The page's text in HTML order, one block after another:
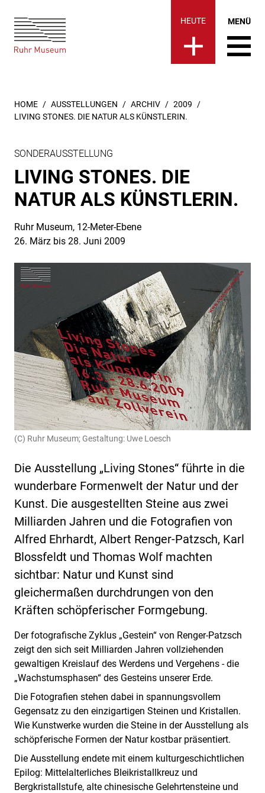
HEUTE MENÜ
SIE SIND HIER:
HOME AUSSTELLUNGEN ARCHIV
2009
LIVING STONES. DIE NATUR ALS KÜNSTLERIN.
SONDERAUSSTELLUNG
LIVING STONES. DIE
NATUR ALS KÜNSTLERIN.
Ruhr Museum, 12-Meter-Ebene
26. März bis 28. Juni 2009
(C) Ruhr Museum; Gestaltung: Uwe Loesch
Die Ausstellung „Living Stones“ führte in die
wunderbare Formenwelt der Natur und der
Kunst. Die ausgestellten Steine aus zwei
Milliarden Jahren und die Fotografien von
Alfred Ehrhardt, Albert Renger-Patzsch, Karl
Blossfeldt und Thomas Wolf machten
sichtbar: Natur und Kunst sind
gleichermaßen durchdrungen von den
Kräften schöpferischer Formgebung.
Der fotografische Zyklus „Gestein“ von Renger-Patzsch
zeigt den sich seit Milliarden Jahren vollziehenden
gewaltigen Kreislauf des Werdens und Vergehens - die
„Wachstumsphasen“ des Gesteins unserer Erde.
Die Fotografien stehen dabei in spannungsvollem
Gegensatz zu den einzigartigen Steinen und Kristallen.
Wie Kunstwerke wurden die Steine in der Ausstellung als
schöpferische Formen der Natur kostbar präsentiert.
Die Ausstellung endete mit einem kulturgeschichtlichen
Epilog: Mittelalterliches Bleikristallkreuz und
Bergkristallstufe, alte chinesische Gelehrtensteine und